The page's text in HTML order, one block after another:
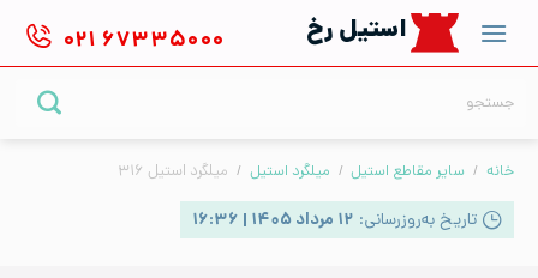
content
استیل رخ ۰۲۱ ۶۷۳۳۵۰۰۰
خانه / سایر مقاطع استیل / میلگرد استیل / میلگرد استیل ۳۱۶
تاریخ به‌روزرسانی: ۱۲ مرداد ۱۴۰۵ | ۱۶:۳۶